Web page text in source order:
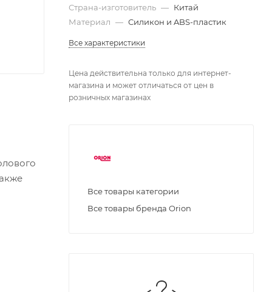
Страна-изготовитель — Китай
Материал — Силикон и ABS-пластик
Все характеристики
Цена действительна только для интернет-
магазина и может отличаться от цен в
розничных магазинах
Все товары категории
Все товары бренда Orion